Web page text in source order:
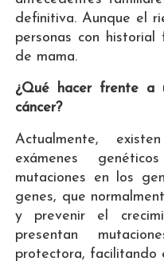
definitiva. Aunque el
personas con historial
de mama.
¿Qué hacer frente a
cáncer?
Actualmente,
exámenes
mutaciones en los
genes, que
y prevenir el
presentan
protectora, facilitando